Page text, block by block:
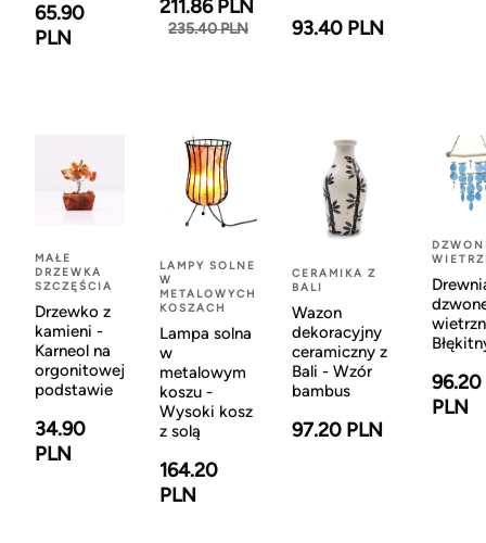
65.90
PLN
211.86 PLN
235.40 PLN 93.40 PLN
MAŁE
DRZEWKA
SZCZĘŚCIA
Drzewko z
kamieni -
Karneol na
orgonitowej
podstawie
34.90
PLN
LAMPY SOLNE
W
METALOWYCH
KOSZACH
Lampa solna
w
metalowym
koszu -
Wysoki kosz
z solą
164.20
PLN
CERAMIKA Z
BALI
Wazon
dekoracyjny
ceramiczny z
Bali - Wzór
bambus
97.20 PLN
96.20
PLN